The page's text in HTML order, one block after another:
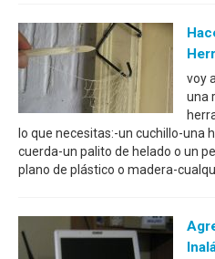
voy
una
lo que necesitas:-un cuchillo-una
cuerda-un palito de helado o un
plano de plástico o madera-